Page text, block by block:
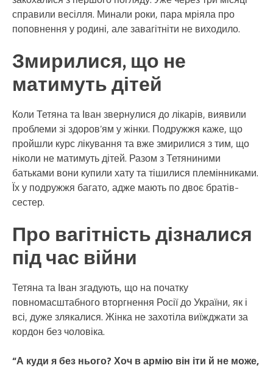
справили весілля. Минали роки, пара мріяла про
поповнення у родині, але завагітніти не виходило.
Змирилися, що не
матимуть дітей
Коли Тетяна та Іван звернулися до лікарів, виявили
проблеми зі здоров’ям у жінки. Подружжя каже, що
пройшли курс лікування та вже змирилися з тим, що
ніколи не матимуть дітей. Разом з Тетяниними
батьками вони купили хату та тішилися племінниками.
Їх у подружжя багато, адже мають по двоє братів-
сестер.
Про вагітність дізналися
під час війни
Тетяна та Іван згадують, що на початку
повномасштабного вторгнення Росії до України, як і
всі, дуже злякалися. Жінка не захотіла виїжджати за
кордон без чоловіка.
“А куди я без нього? Хоч в армію він іти й не може,